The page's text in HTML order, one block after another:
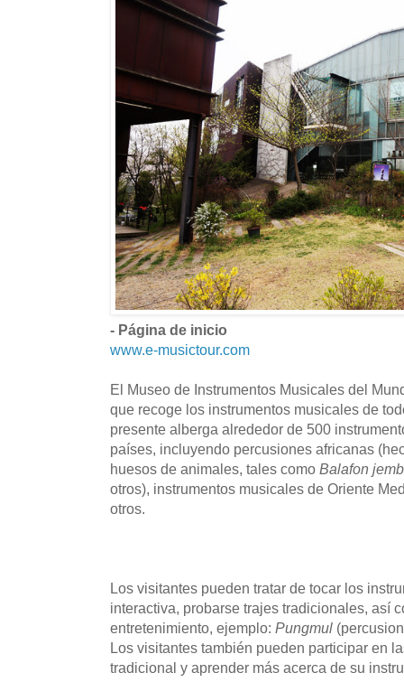
- Página de inicio
www.e-musictour.com
El Museo de Instrumentos Musicales del
que recoge los instrumentos musicales de
presente alberga alrededor de 500
países, incluyendo percusiones africanas
huesos de animales, tales como Balafon
otros), instrumentos musicales de Oriente
otros.
Los visitantes pueden tratar de tocar los
interactiva, probarse trajes tradicionales, así
entretenimiento, ejemplo: Pungmul
Los visitantes también pueden participar en
tradicional y aprender más acerca de su